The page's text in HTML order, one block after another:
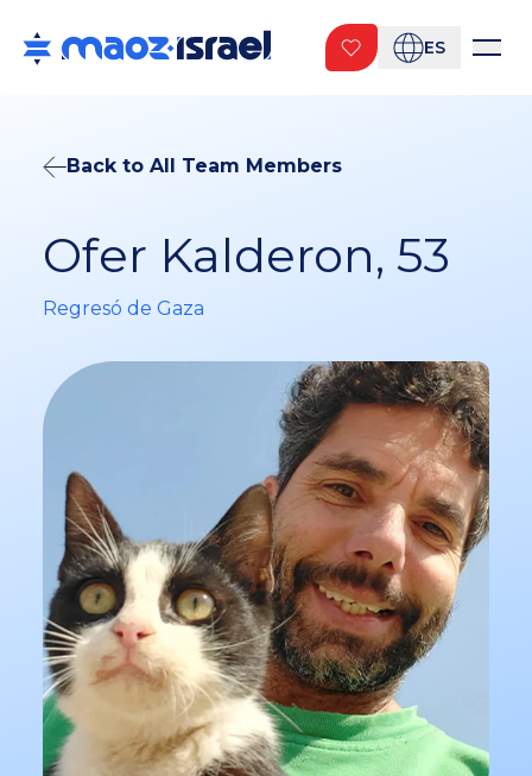
ES
Back to All Team Members
Ofer Kalderon, 53
Regresó de Gaza